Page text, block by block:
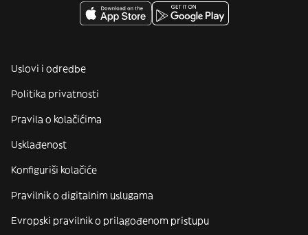
Uslovi i odredbe
Politika privatnosti
Pravila o kolačićima
Usklađenost
Konfiguriši kolačiće
Pravilnik o digitalnim uslugama
Evropski pravilnik o prilagođenom pristupu